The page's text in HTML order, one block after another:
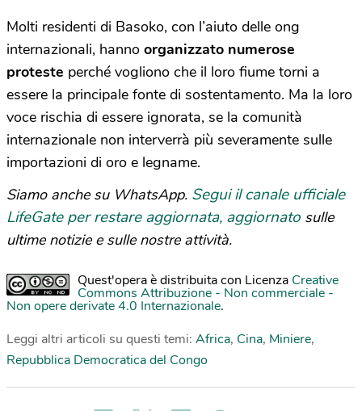
Molti residenti di Basoko, con l’aiuto delle ong
internazionali, hanno organizzato numerose
proteste perché vogliono che il loro fiume torni a
essere la principale fonte di sostentamento. Ma la loro
voce rischia di essere ignorata, se la comunità
internazionale non interverrà più severamente sulle
importazioni di oro e legname.
Siamo anche su WhatsApp. Segui il canale ufficiale
LifeGate per restare aggiornata, aggiornato sulle
ultime notizie e sulle nostre attività.
Quest'opera è distribuita con Licenza Creative
Commons Attribuzione - Non commerciale -
Non opere derivate 4.0 Internazionale.
Leggi altri articoli su questi temi: Africa, Cina, Miniere,
Repubblica Democratica del Congo